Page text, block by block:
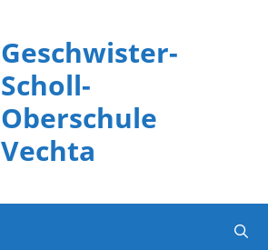
Geschwister-
Scholl-
Oberschule
Vechta